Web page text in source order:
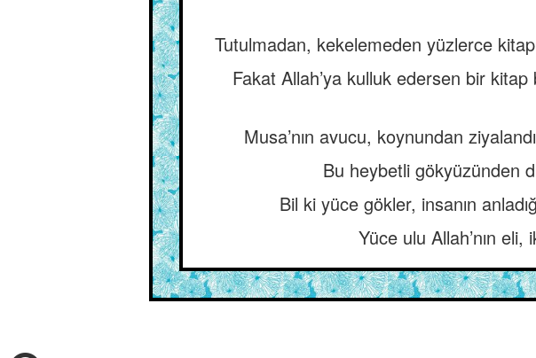
Tutulmadan, kekelemeden yüzlerce
Fakat Allah’ya kulluk edersen bir
Musa’nın avucu, koynundan
Bu heybetli gökyüzünden
Bil ki yüce gökler, insanın
Yüce ulu Allah’nın eli,